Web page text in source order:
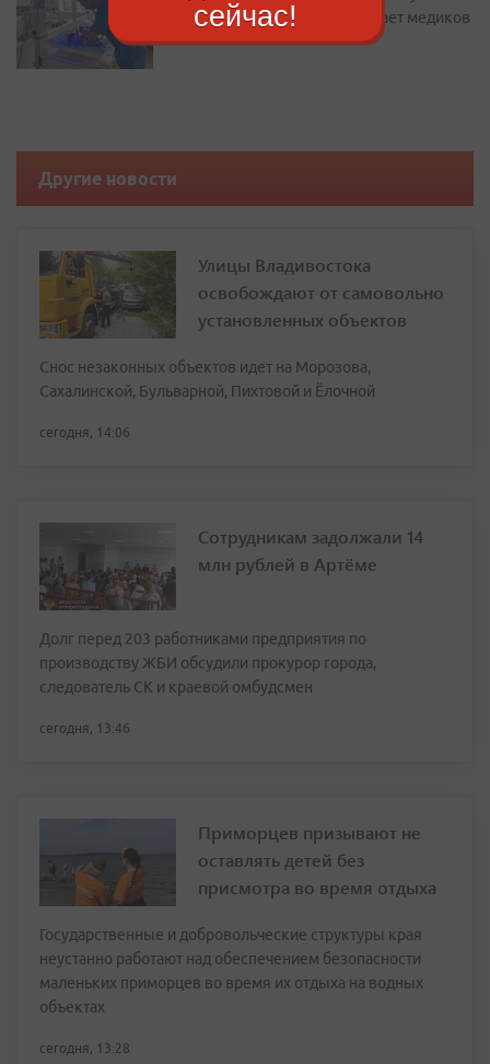
жилье: как Находка привлекает медиков
Другие новости
Улицы Владивостока
освобождают от самовольно
установленных объектов
Снос незаконных объектов идет на Морозова,
Сахалинской, Бульварной, Пихтовой и Ёлочной
сегодня, 14:06
Сотрудникам задолжали 14
млн рублей в Артёме
Долг перед 203 работниками предприятия по
производству ЖБИ обсудили прокурор города,
следователь СК и краевой омбудсмен
сегодня, 13:46
Приморцев призывают не
оставлять детей без
присмотра во время отдыха
Государственные и добровольческие структуры края
неустанно работают над обеспечением безопасности
маленьких приморцев во время их отдыха на водных
объектах
сегодня, 13:28
сейчас!